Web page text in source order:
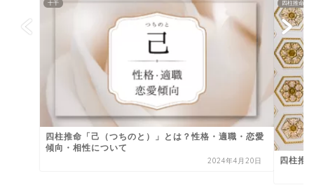
十干
四柱推命「己（つちのと）」とは？性格・適職・恋愛
傾向・相性について
2024年4月20日
四柱推命
四柱推